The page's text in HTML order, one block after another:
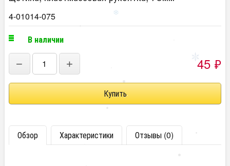
4-01014-075
В наличии
− + 45 ₽
Обзор Характеристики Отзывы (0)